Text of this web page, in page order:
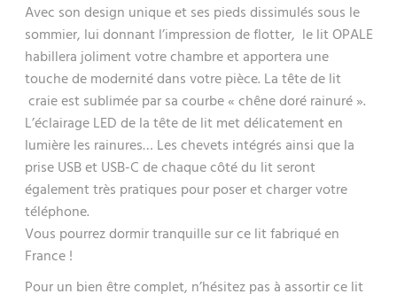
Avec son design unique et ses pieds dissimulés sous le
sommier, lui donnant l’impression de flotter, le lit OPALE
habillera joliment votre chambre et apportera une
touche de modernité dans votre pièce. La tête de lit
craie est sublimée par sa courbe « chêne doré rainuré ».
L’éclairage LED de la tête de lit met délicatement en
lumière les rainures… Les chevets intégrés ainsi que la
prise USB et USB-C de chaque côté du lit seront
également très pratiques pour poser et charger votre
téléphone.
Vous pourrez dormir tranquille sur ce lit fabriqué en
France !
Pour un bien être complet, n’hésitez pas à assortir ce lit